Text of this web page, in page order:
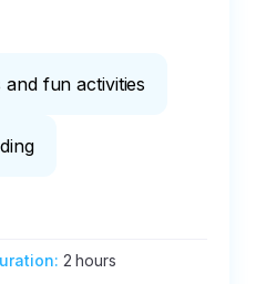
fun activities
: 2 hours